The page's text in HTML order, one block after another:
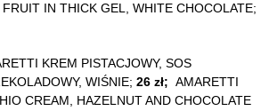
IN THICK GEL, WHITE CHOCOLATE;
KREM PISTACJOWY, SOS
WIŚNIE; 26 zł; AMARETTI
CREAM, HAZELNUT AND CHOCOLATE